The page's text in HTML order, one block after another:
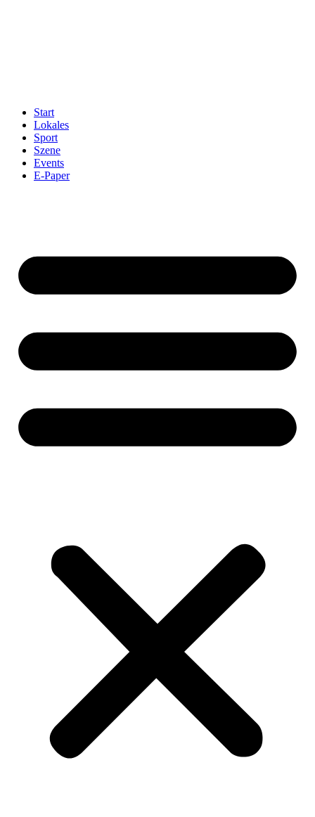
Start
Lokales
Sport
Szene
Events
E-Paper